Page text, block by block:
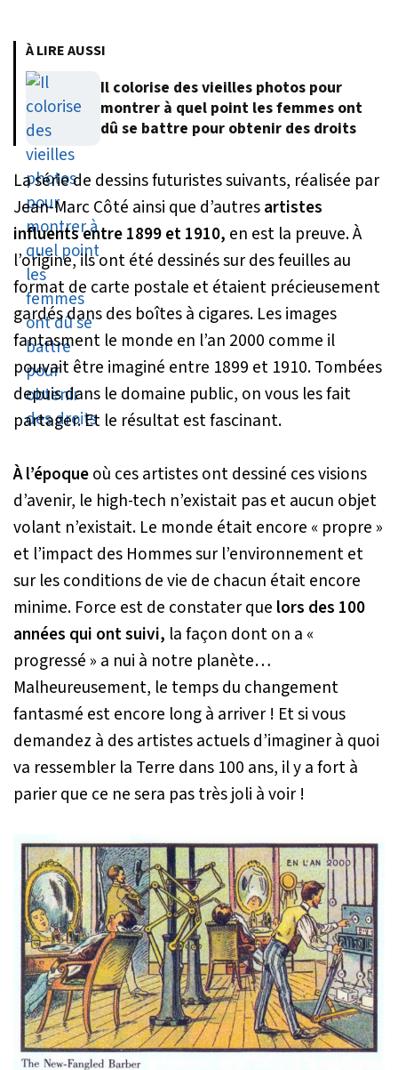
À LIRE AUSSI
Il colorise des vieilles photos pour
montrer à quel point les femmes ont
dû se battre pour obtenir des droits
La série de dessins futuristes suivants, réalisée par
Jean-Marc Côté ainsi que d’autresartistes
influents entre 1899 et 1910, en est la preuve. À
l’origine, ils ont été dessinés sur des feuilles au
format de carte postale et étaient précieusement
gardés dans des boîtes à cigares. Les images
fantasment le monde en l’an 2000 comme il
pouvait être imaginé entre 1899 et 1910. Tombées
depuis dans le domaine public, on vous les fait
partager. Et le résultat est fascinant.
À l’époqueoù ces artistes ont dessiné ces visions
d’avenir, le high-tech n’existait pas et aucun objet
volant n’existait. Le monde était encore « propre »
et l’impact des Hommes sur l’environnement et
sur les conditions de vie de chacun était encore
minime. Force est de constater que lors des 100
années qui ont suivi, la façon dont on a «
progressé » a nui à notre planète…
Malheureusement, le temps du changement
fantasmé est encore long à arriver ! Et si vous
demandez à des artistes actuels d’imaginer à quoi
va ressembler la Terre dans 100 ans, il y a fort à
parier que ce ne sera pas très joli à voir !